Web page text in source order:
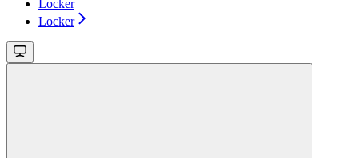
Locker
Locker